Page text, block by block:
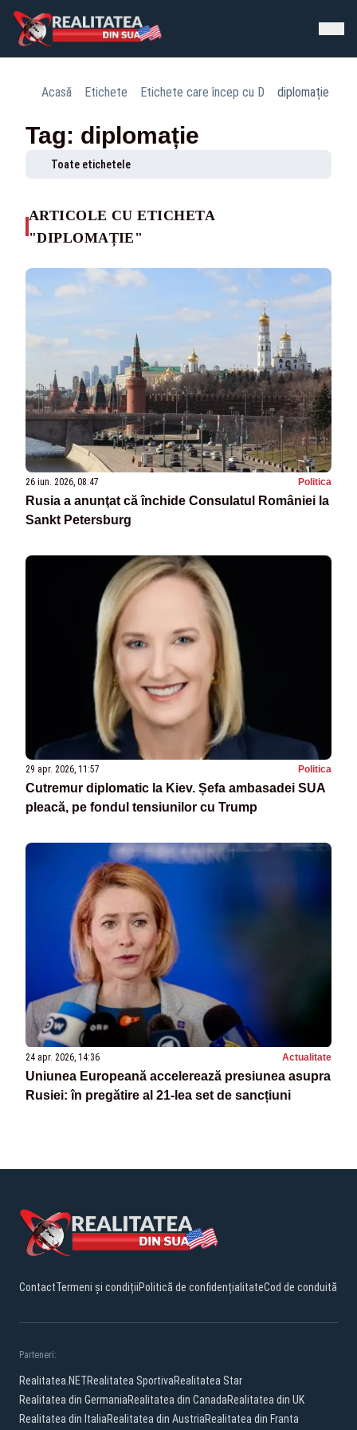
Acasă Etichete Etichete care încep cu D diplomație
Tag: diplomație
Toate etichetele
ARTICOLE CU ETICHETA
"DIPLOMAȚIE"
26 iun. 2026, 08:47 Politica
Rusia a anunţat că închide Consulatul României la
Sankt Petersburg
29 apr. 2026, 11:57 Politica
Cutremur diplomatic la Kiev. Șefa ambasadei SUA
pleacă, pe fondul tensiunilor cu Trump
24 apr. 2026, 14:36 Actualitate
Uniunea Europeană accelerează presiunea asupra
Rusiei: în pregătire al 21-lea set de sancțiuni
ContactTermeni și condițiiPolitică de confidențialitateCod de conduită
Parteneri:
Realitatea.NETRealitatea SportivaRealitatea Star
Realitatea din GermaniaRealitatea din CanadaRealitatea din UK
Realitatea din ItaliaRealitatea din AustriaRealitatea din Franta